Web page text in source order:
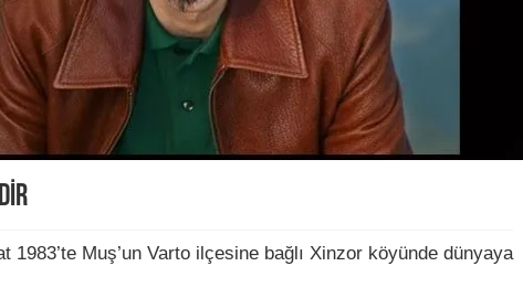
1983’te Muş’un Varto ilçesine bağlı Xinzor köyünde dünyaya